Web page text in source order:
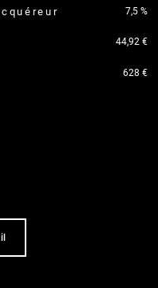
7,5 %
44,92 €
628 €